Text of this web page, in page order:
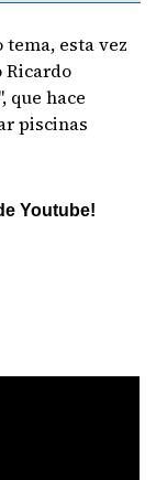
tema, esta vez
Ricardo
que hace
piscinas
Youtube!